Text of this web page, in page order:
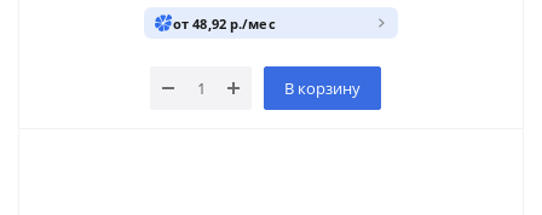
от 48,92 р./мес
В корзину